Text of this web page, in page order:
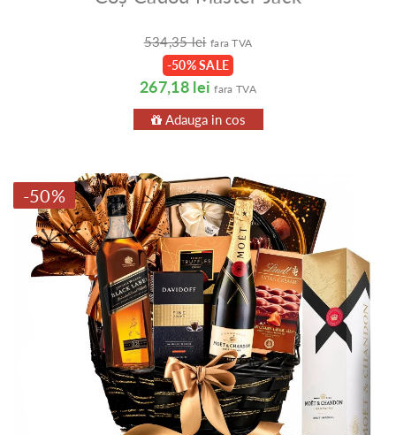
534,35 lei fara TVA
-50% SALE
267,18 lei fara TVA
Adauga in cos
-50%